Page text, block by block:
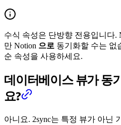
수식 속성은 단방향 전용입니다.
만 Notion 으로 동기화할 수는 없
순 속성을 사용하세요.
데이터베이스 뷰가 동
요?
아니요. 2sync는 특정 뷰가 아닌